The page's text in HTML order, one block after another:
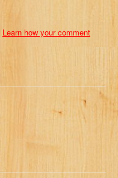
Learn how your comment